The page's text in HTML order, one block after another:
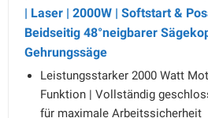
| Laser | 2000W | Softstart &
Beidseitig 48°neigbarer
Gehrungssäge
Leistungsstarker 2000 Watt
Funktion | Vollständig
für maximale Arbeitssicherheit